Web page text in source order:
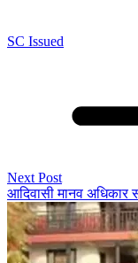
SC Issued
Next Post
आदिवासी मानव अधिकार